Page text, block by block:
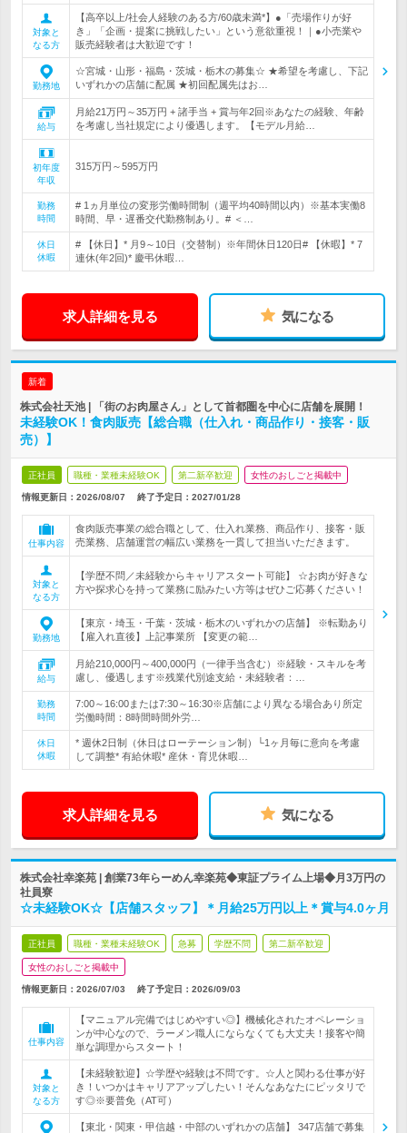
対象と
なる方
【高卒以上/社会人経験のある方/60歳未満*】●「売場作りが好
き」「企画・提案に挑戦したい」という意欲重視！｜●小売業や
販売経験者は大歓迎です！
勤務地
☆宮城・山形・福島・茨城・栃木の募集☆ ★希望を考慮し、下記
いずれかの店舗に配属 ★初回配属先はお…
給与
月給21万円～35万円 + 諸手当 + 賞与年2回※あなたの経験、年齢
を考慮し当社規定により優遇します。【モデル月給…
初年度
年収
315万円～595万円
勤務
時間
# 1ヵ月単位の変形労働時間制（週平均40時間以内）※基本実働8
時間、早・遅番交代勤務制あり。# ＜…
休日
休暇
# 【休日】* 月9～10日（交替制）※年間休日120日# 【休暇】* 7
連休(年2回)* 慶弔休暇…
求人詳細を見る 気になる
新着
株式会社天池 | 「街のお肉屋さん」として首都圏を中心に店舗を展開！
未経験OK！食肉販売【総合職（仕入れ・商品作り・接客・販
売）】
正社員 職種・業種未経験OK 第二新卒歓迎 女性のおしごと掲載中
情報更新日：2026/08/07 終了予定日： 2027/01/28
仕事内容
食肉販売事業の総合職として、仕入れ業務、商品作り、接客・販
売業務、店舗運営の幅広い業務を一貫して担当いただきます。
対象と
なる方
【学歴不問／未経験からキャリアスタート可能】 ☆お肉が好きな
方や探求心を持って業務に励みたい方等はぜひご応募ください！
勤務地
【東京・埼玉・千葉・茨城・栃木のいずれかの店舗】 ※転勤あり
【雇入れ直後】上記事業所 【変更の範…
給与
月給210,000円～400,000円（一律手当含む）※経験・スキルを考
慮し、優遇します※残業代別途支給・未経験者：…
勤務
時間
7:00～16:00または7:30～16:30※店舗により異なる場合あり所定
労働時間：8時間時間外労…
休日
休暇
* 週休2日制（休日はローテーション制）└1ヶ月毎に意向を考慮
して調整* 有給休暇* 産休・育児休暇…
求人詳細を見る 気になる
株式会社幸楽苑 | 創業73年らーめん幸楽苑◆東証プライム上場◆月3万円の
社員寮
☆未経験OK☆【店舗スタッフ】＊月給25万円以上＊賞与4.0ヶ月
正社員 職種・業種未経験OK 急募 学歴不問 第二新卒歓迎
女性のおしごと掲載中
情報更新日：2026/07/03 終了予定日： 2026/09/03
仕事内容
【マニュアル完備ではじめやすい◎】機械化されたオペレーショ
ンが中心なので、ラーメン職人にならなくても大丈夫！接客や簡
単な調理からスタート！
対象と
なる方
【未経験歓迎】☆学歴や経験は不問です。☆人と関わる仕事が好
き！いつかはキャリアアップしたい！そんなあなたにピッタリで
す◎※要普免（AT可）
【東北・関東・甲信越・中部のいずれかの店舗】 347店舗で募集